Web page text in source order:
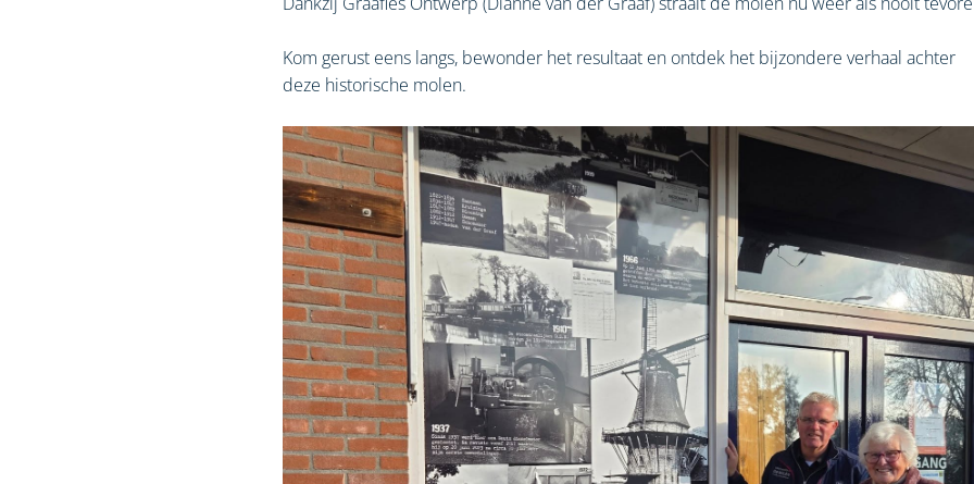
Kom gerust eens langs, bewonder het resultaat en ontdek het bijzondere verhaal achter
deze historische molen.